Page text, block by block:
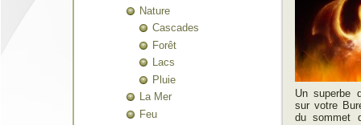
Nature
Cascades
Forêt
Lacs
Pluie
La Mer
Feu
Un superbe
sur votre
du sommet